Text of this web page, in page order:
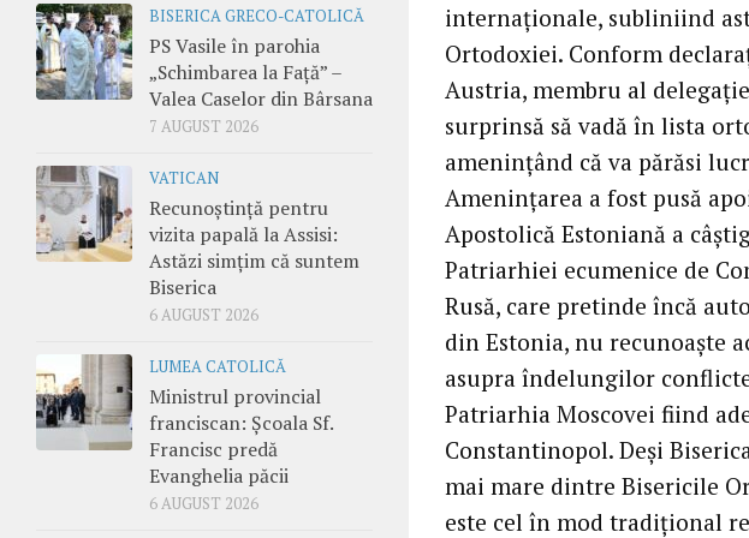
internaţionale, subliniind
Ortodoxiei. Conform
Austria, membru al
surprinsă să vadă în lista
ameninţând că va părăsi
Ameninţarea a fost pusă
Apostolică Estoniană a
Patriarhiei ecumenice de
Rusă, care pretinde încă
din Estonia, nu recunoaşte
asupra îndelungilor
Patriarhia Moscovei fiind
Constantinopol. Deşi
mai mare dintre Bisericile
este cel în mod tradiţional
BISERICA GRECO-CATOLICĂ
PS Vasile în parohia
„Schimbarea la Față” –
Valea Caselor din Bârsana
7 AUGUST 2026
VATICAN
Recunoștință pentru
vizita papală la Assisi:
Astăzi simțim că suntem
Biserica
6 AUGUST 2026
LUMEA CATOLICĂ
Ministrul provincial
franciscan: Școala Sf.
Francisc predă
Evanghelia păcii
6 AUGUST 2026